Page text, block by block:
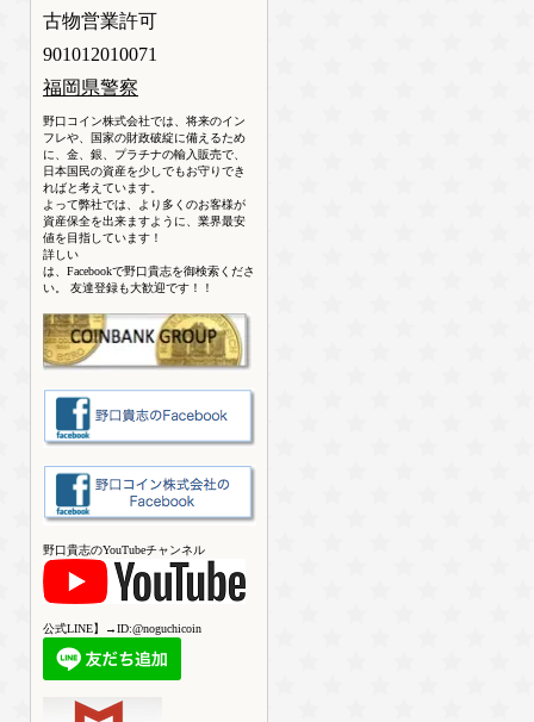
古物営業許可
901012010071
福岡県警察
野口コイン株式会社では、将来のイン
フレや、国家の財政破綻に備えるため
に、金、銀、プラチナの輸入販売で、
日本国民の資産を少しでもお守りでき
ればと考えています。
よって弊社では、より多くのお客様が
資産保全を出来ますように、業界最安
値を目指しています！
詳しい
は、Facebookで野口貴志を御検索くださ
い。 友達登録も大歓迎です！！
野口貴志のYouTubeチャンネル
公式LINE】→ID:@noguchicoin